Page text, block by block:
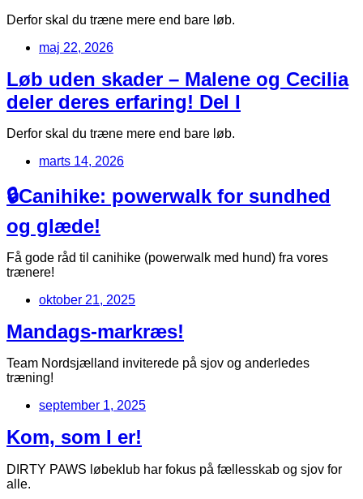
Derfor skal du træne mere end bare løb.
maj 22, 2026
Løb uden skader – Malene og Cecilia
deler deres erfaring! Del I
Derfor skal du træne mere end bare løb.
marts 14, 2026
🔒Canihike: powerwalk for sundhed
og glæde!
Få gode råd til canihike (powerwalk med hund) fra vores
trænere!
oktober 21, 2025
Mandags-markræs!
Team Nordsjælland inviterede på sjov og anderledes
træning!
september 1, 2025
Kom, som I er!
DIRTY PAWS løbeklub har fokus på fællesskab og sjov for
alle.